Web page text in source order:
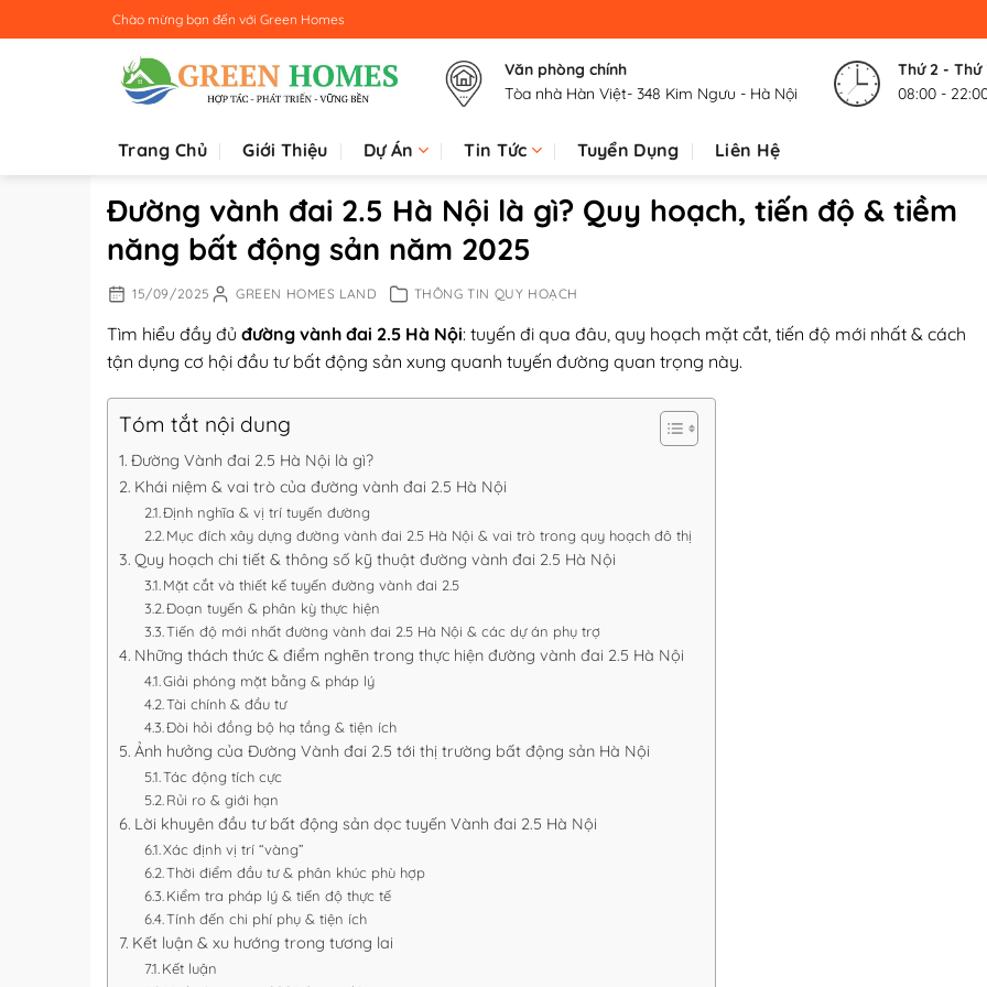
qua
Chào mừng bạn đến với Green Homes
Văn phòng chính
Tòa nhà Hàn Việt- 348 Kim Ngưu - Hà Nội
Thứ 2 - Thứ
08:00 -
Trang Chủ Giới Thiệu Dự Án Tin Tức Tuyển Dụng Liên Hệ
Đường vành đai 2.5 Hà Nội là gì? Quy hoạch, tiến độ & tiềm
năng bất động sản năm 2025
15/09/2025 GREEN HOMES LAND THÔNG TIN QUY HOẠCH
Tìm hiểu đầy đủ đường vành đai 2.5 Hà Nội: tuyến đi qua đâu, quy hoạch mặt cắt, tiến độ mới nhất & cách
tận dụng cơ hội đầu tư bất động sản xung quanh tuyến đường quan trọng này.
Tóm tắt nội dung
Đường Vành đai 2.5 Hà Nội là gì?
Khái niệm & vai trò của đường vành đai 2.5 Hà Nội
Định nghĩa & vị trí tuyến đường
Mục đích xây dựng đường vành đai 2.5 Hà Nội & vai trò trong quy hoạch đô thị
Quy hoạch chi tiết & thông số kỹ thuật đường vành đai 2.5 Hà Nội
Mặt cắt và thiết kế tuyến đường vành đai 2.5
Đoạn tuyến & phân kỳ thực hiện
Tiến độ mới nhất đường vành đai 2.5 Hà Nội & các dự án phụ trợ
Những thách thức & điểm nghẽn trong thực hiện đường vành đai 2.5 Hà Nội
Giải phóng mặt bằng & pháp lý
Tài chính & đầu tư
Đòi hỏi đồng bộ hạ tầng & tiện ích
Ảnh hưởng của Đường Vành đai 2.5 tới thị trường bất động sản Hà Nội
Tác động tích cực
Rủi ro & giới hạn
Lời khuyên đầu tư bất động sản dọc tuyến Vành đai 2.5 Hà Nội
Xác định vị trí “vàng”
Thời điểm đầu tư & phân khúc phù hợp
Kiểm tra pháp lý & tiến độ thực tế
Tính đến chi phí phụ & tiện ích
Kết luận & xu hướng trong tương lai
Kết luận